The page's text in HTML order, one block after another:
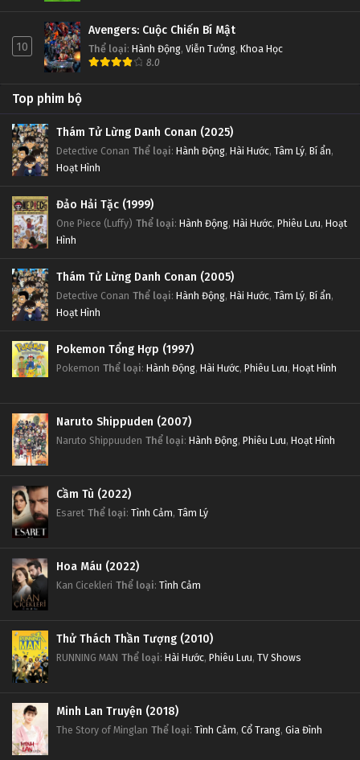
10
Avengers: Cuộc Chiến Bí Mật
Thể loại: Hành Động, Viễn Tưởng, Khoa Học
8.0
Top phim bộ
Thám Tử Lừng Danh Conan (2025)
Detective Conan Thể loại: Hành Động, Hài Hước, Tâm Lý, Bí ẩn,
Hoạt Hình
Đảo Hải Tặc (1999)
One Piece (Luffy) Thể loại: Hành Động, Hài Hước, Phiêu Lưu, Hoạt
Hình
Thám Tử Lừng Danh Conan (2005)
Detective Conan Thể loại: Hành Động, Hài Hước, Tâm Lý, Bí ẩn,
Hoạt Hình
Pokemon Tổng Hợp (1997)
Pokemon Thể loại: Hành Động, Hài Hước, Phiêu Lưu, Hoạt Hình
Naruto Shippuden (2007)
Naruto Shippuuden Thể loại: Hành Động, Phiêu Lưu, Hoạt Hình
Cầm Tù (2022)
Esaret Thể loại: Tình Cảm, Tâm Lý
Hoa Máu (2022)
Kan Cicekleri Thể loại: Tình Cảm
Thử Thách Thần Tượng (2010)
RUNNING MAN Thể loại: Hài Hước, Phiêu Lưu, TV Shows
Minh Lan Truyện (2018)
The Story of Minglan Thể loại: Tình Cảm, Cổ Trang, Gia Đình